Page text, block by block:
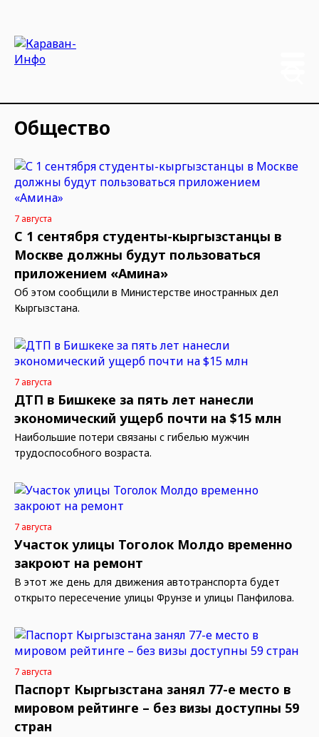
Общество
7 августа
С 1 сентября студенты-кыргызстанцы в
Москве должны будут пользоваться
приложением «Амина»
Об этом сообщили в Министерстве иностранных дел
Кыргызстана.
7 августа
ДТП в Бишкеке за пять лет нанесли
экономический ущерб почти на $15 млн
Наибольшие потери связаны с гибелью мужчин
трудоспособного возраста.
7 августа
Участок улицы Тоголок Молдо временно
закроют на ремонт
В этот же день для движения автотранспорта будет
открыто пересечение улицы Фрунзе и улицы Панфилова.
7 августа
Паспорт Кыргызстана занял 77-е место в
мировом рейтинге – без визы доступны 59
стран